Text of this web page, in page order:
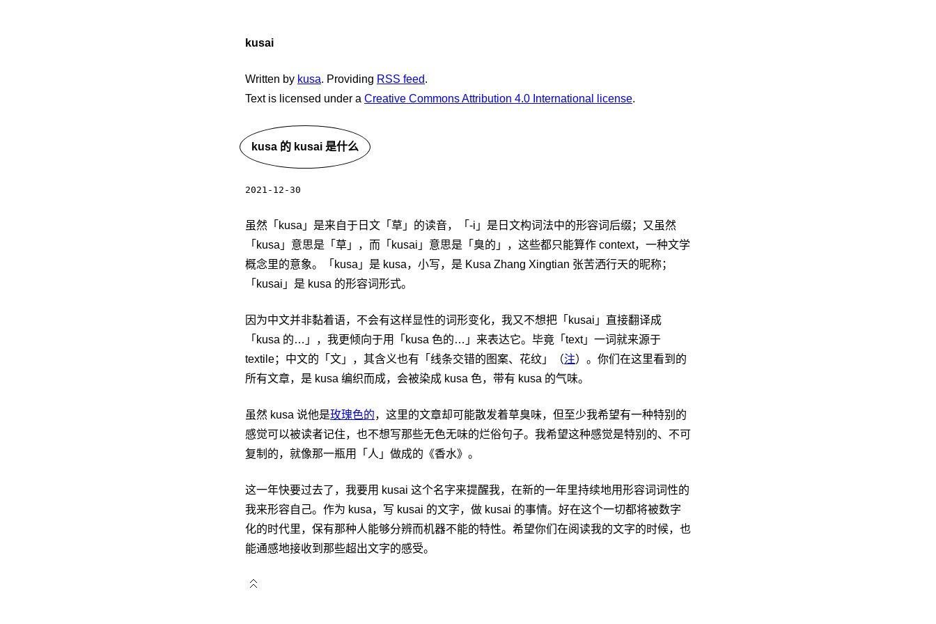
kusai
Written by kusa. Providing RSS feed.
Text is licensed under a Creative Commons Attribution 4.0 International license.
kusa 的 kusai 是什么
2021-12-30
虽然「kusa」是来自于日文「草」的读音，「-i」是日文构词法中的形容词后缀；又虽然
「kusa」意思是「草」，而「kusai」意思是「臭的」，这些都只能算作 context，一种文学
概念里的意象。「kusa」是 kusa，小写，是 Kusa Zhang Xingtian 张苦洒行天的昵称；
「kusai」是 kusa 的形容词形式。
因为中文并非黏着语，不会有这样显性的词形变化，我又不想把「kusai」直接翻译成
「kusa 的…」，我更倾向于用「kusa 色的…」来表达它。毕竟「text」一词就来源于
textile；中文的「文」，其含义也有「线条交错的图案、花纹」（注）。你们在这里看到的
所有文章，是 kusa 编织而成，会被染成 kusa 色，带有 kusa 的气味。
虽然 kusa 说他是玫瑰色的，这里的文章却可能散发着草臭味，但至少我希望有一种特别的
感觉可以被读者记住，也不想写那些无色无味的烂俗句子。我希望这种感觉是特别的、不可
复制的，就像那一瓶用「人」做成的《香水》。
这一年快要过去了，我要用 kusai 这个名字来提醒我，在新的一年里持续地用形容词词性的
我来形容自己。作为 kusa，写 kusai 的文字，做 kusai 的事情。好在这个一切都将被数字
化的时代里，保有那种人能够分辨而机器不能的特性。希望你们在阅读我的文字的时候，也
能通感地接收到那些超出文字的感受。